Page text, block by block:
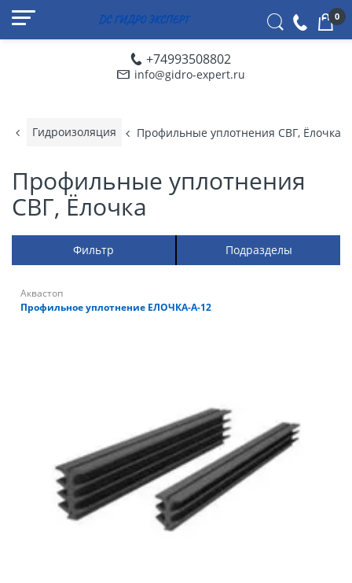
+74993508802
info@gidro-expert.ru
0
Гидроизоляция Профильные уплотнения СВГ, Ёлочка
Профильные уплотнения
СВГ, Ёлочка
Фильтр Подразделы
Аквастоп
Профильное уплотнение ЕЛОЧКА-А-12